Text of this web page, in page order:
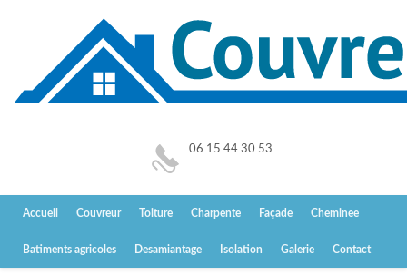
06 15 44 30 53
Accueil Couvreur Toiture Charpente Façade Cheminee
Batiments agricoles Desamiantage Isolation Galerie Contact